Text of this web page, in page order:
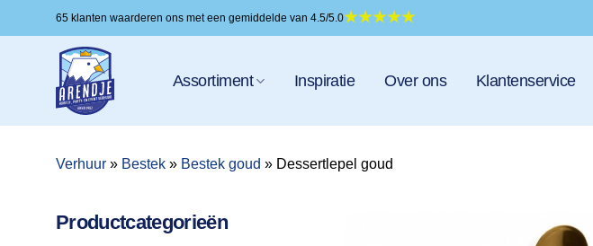
naar
65 klanten waarderen ons met een gemiddelde van 4.5/5.0
Assortiment Inspiratie Over ons Klantenservice
Verhuur » Bestek » Bestek goud » Dessertlepel goud
Productcategorieën